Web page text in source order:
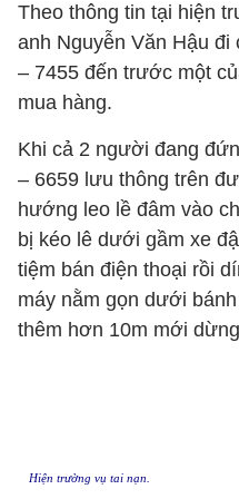
Theo thông tin tại hiện
anh Nguyễn Văn Hậu đi
– 7455 đến trước một
mua hàng.
Khi cả 2 người đang
– 6659 lưu thông trên
hướng leo lề đâm vào
bị kéo lê dưới gầm xe
tiệm bán điện thoại rồi
máy nằm gọn dưới
thêm hơn 10m mới
Hiện trường vụ tai nạn.